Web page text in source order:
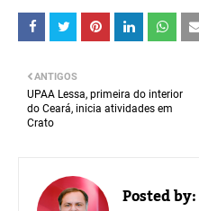
ANTIGOS
UPAA Lessa, primeira do interior
do Ceará, inicia atividades em
Crato
Posted by: